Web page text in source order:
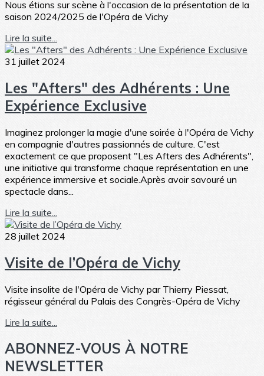
Nous étions sur scène à l'occasion de la présentation de la
saison 2024/2025 de l'Opéra de Vichy
Lire la suite...
31 juillet 2024
Les "Afters" des Adhérents : Une
Expérience Exclusive
Imaginez prolonger la magie d'une soirée à l'Opéra de Vichy
en compagnie d'autres passionnés de culture. C'est
exactement ce que proposent "Les Afters des Adhérents",
une initiative qui transforme chaque représentation en une
expérience immersive et sociale.Après avoir savouré un
spectacle dans...
Lire la suite...
28 juillet 2024
Visite de l’Opéra de Vichy
Visite insolite de l'Opéra de Vichy par Thierry Piessat,
régisseur général du Palais des Congrès-Opéra de Vichy
Lire la suite...
ABONNEZ-VOUS À NOTRE
NEWSLETTER